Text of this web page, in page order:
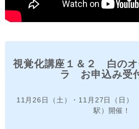
視覚化講座１＆２ 白のオ
ラ お申込み受
11月26日（土）・11月27日（日）
駅）開催！